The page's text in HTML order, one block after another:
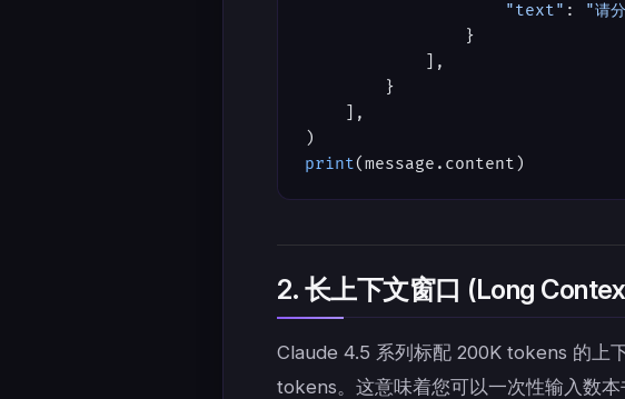
                    "text"
:
"请
                }
            ],
        }
    ],
)
print(message.content)
2. 长上下文窗口 (Long
Claude 4.5 系列标配 200K tokens 的上
tokens。这意味着您可以一次性输入数